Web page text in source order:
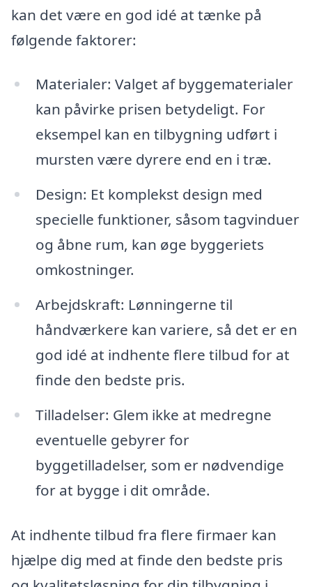
kan det være en god idé at tænke på
følgende faktorer:
Materialer: Valget af byggematerialer
kan påvirke prisen betydeligt. For
eksempel kan en tilbygning udført i
mursten være dyrere end en i træ.
Design: Et komplekst design med
specielle funktioner, såsom tagvinduer
og åbne rum, kan øge byggeriets
omkostninger.
Arbejdskraft: Lønningerne til
håndværkere kan variere, så det er en
god idé at indhente flere tilbud for at
finde den bedste pris.
Tilladelser: Glem ikke at medregne
eventuelle gebyrer for
byggetilladelser, som er nødvendige
for at bygge i dit område.
At indhente tilbud fra flere firmaer kan
hjælpe dig med at finde den bedste pris